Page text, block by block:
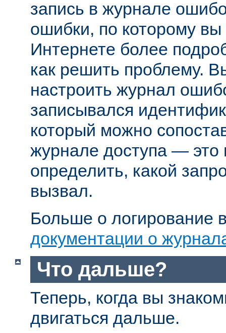
запись в журнале
ошибки, по которому
Интернете более
как решить проблему.
настроить журнал
записывался
который можно
журнале доступа — это
определить, какой
вызвал.
Больше о логирование
документации о
Что дальше?
Теперь, когда вы
двигаться дальше.